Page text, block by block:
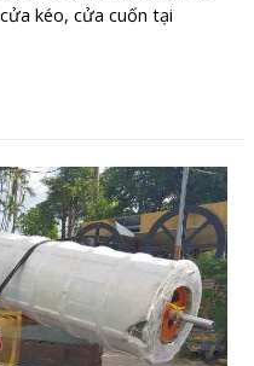
kéo, cửa cuốn tại